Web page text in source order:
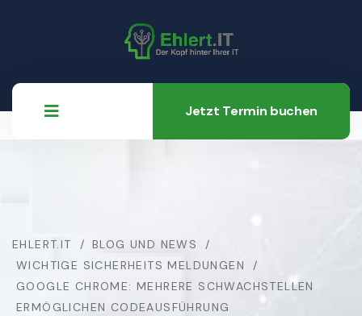
Jetzt Termin buchen
EHLERT.IT
BLOG UND NEWS
WICHTIGE SICHERHEITS MELDUNGEN
GOOGLE CHROME: MEHRERE SCHWACHSTELLEN
ERMÖGLICHEN CODEAUSFÜHRUNG